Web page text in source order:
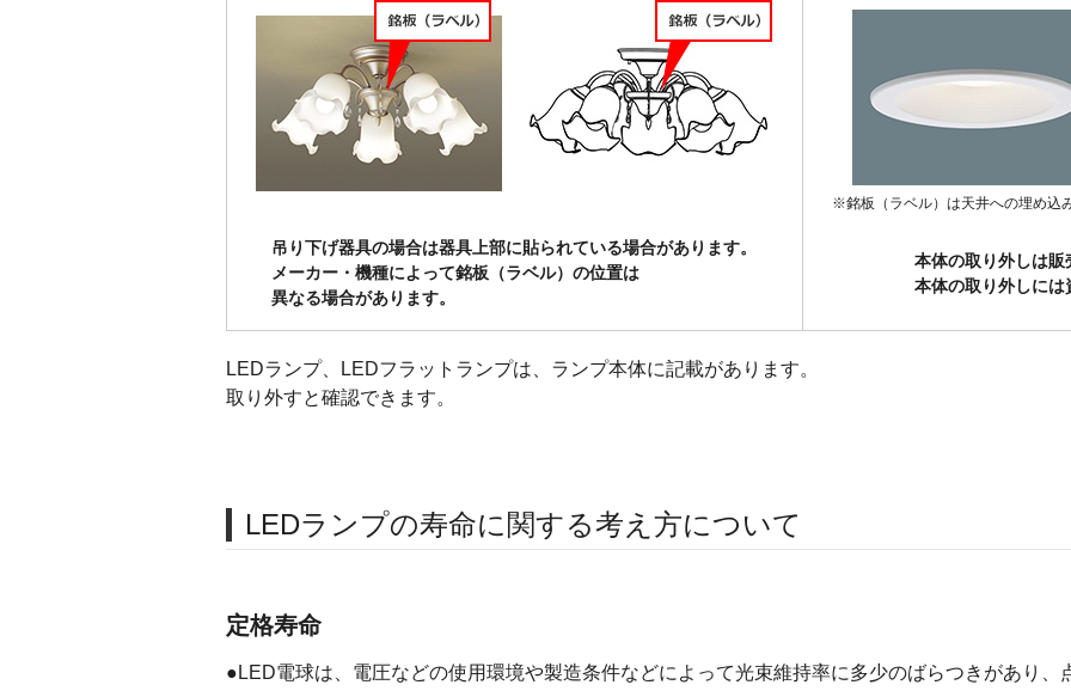
吊り下げ器具の場合は器具上部に貼られている場合があります。
メーカー・機種によって銘板（ラベル）の位置は
異なる場合があります。
※銘板（ラベル）は天井への埋め込
本体の取り外しは
本体の取り外しには
LEDランプ、LEDフラットランプは、ランプ本体に記載があります。
取り外すと確認できます。
LEDランプの寿命に関する考え方について
定格寿命
●LED電球は、電圧などの使用環境や製造条件などによって光束維持率に多少のばらつきがあり、